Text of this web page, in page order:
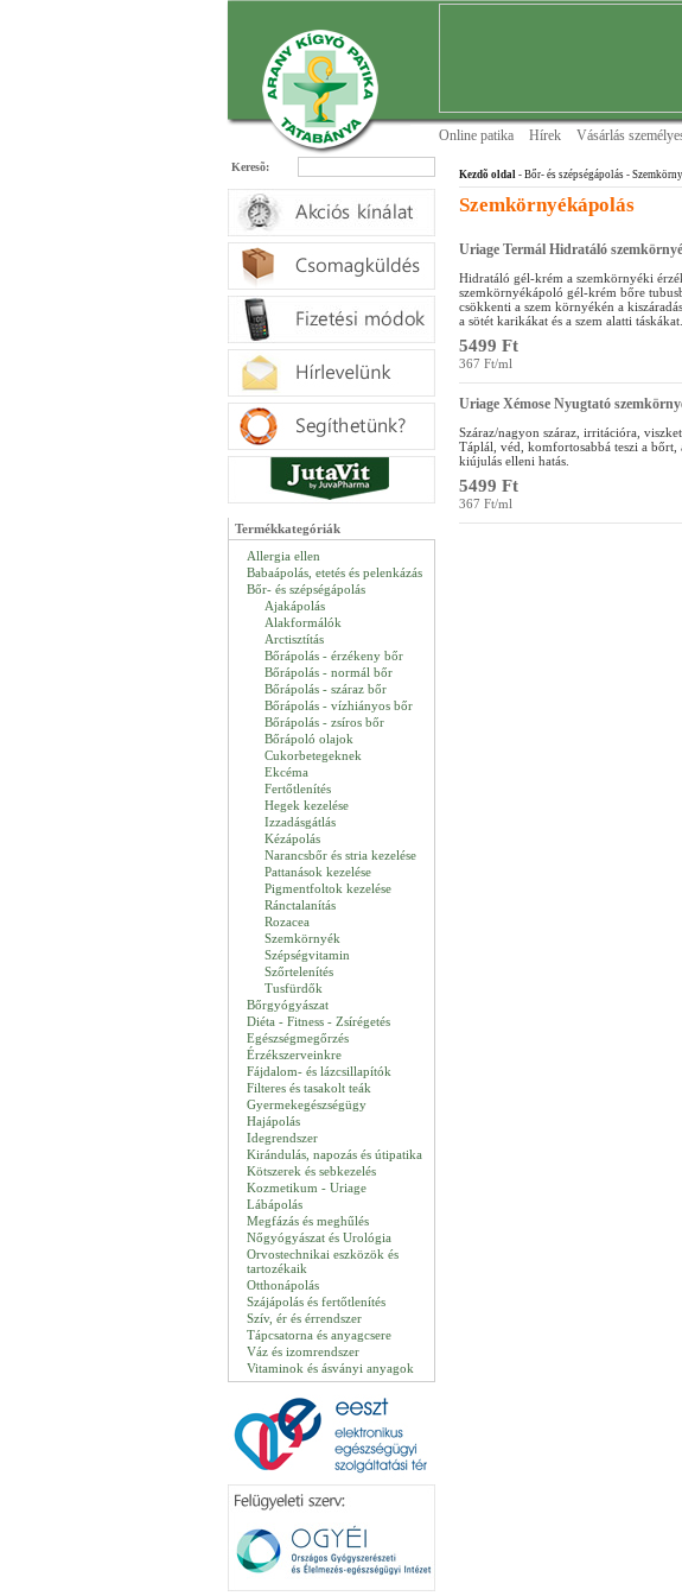
Online patika Hírek Vásárlás
Keresõ:
Termékkategóriák
Allergia ellen
Babaápolás, etetés és pelenkázás
Bőr- és szépségápolás
Ajakápolás
Alakformálók
Arctisztítás
Bőrápolás - érzékeny bőr
Bőrápolás - normál bőr
Bőrápolás - száraz bőr
Bőrápolás - vízhiányos bőr
Bőrápolás - zsíros bőr
Bőrápoló olajok
Cukorbetegeknek
Ekcéma
Fertőtlenítés
Hegek kezelése
Izzadásgátlás
Kézápolás
Narancsbőr és stria kezelése
Pattanások kezelése
Pigmentfoltok kezelése
Ránctalanítás
Rozacea
Szemkörnyék
Szépségvitamin
Szőrtelenítés
Tusfürdők
Bőrgyógyászat
Diéta - Fitness - Zsírégetés
Egészségmegőrzés
Érzékszerveinkre
Fájdalom- és lázcsillapítók
Filteres és tasakolt teák
Gyermekegészségügy
Hajápolás
Idegrendszer
Kirándulás, napozás és útipatika
Kötszerek és sebkezelés
Kozmetikum - Uriage
Lábápolás
Megfázás és meghűlés
Nőgyógyászat és Urológia
Orvostechnikai eszközök és
tartozékaik
Otthonápolás
Szájápolás és fertőtlenítés
Szív, ér és érrendszer
Tápcsatorna és anyagcsere
Váz és izomrendszer
Vitaminok és ásványi anyagok
Kezdõ oldal - Bőr- és szépségápolás -
Szemkörnyékápolás
Uriage Termál Hidratáló
Hidratáló gél-krém a szemkörnyéki
szemkörnyékápoló gél-krém bőre
csökkenti a szem környékén a
a sötét karikákat és a szem alatti
5499 Ft
367 Ft/ml
Uriage Xémose Nyugtató
Száraz/nagyon száraz, irritációra,
Táplál, véd, komfortosabbá teszi a
kiújulás elleni hatás.
5499 Ft
367 Ft/ml